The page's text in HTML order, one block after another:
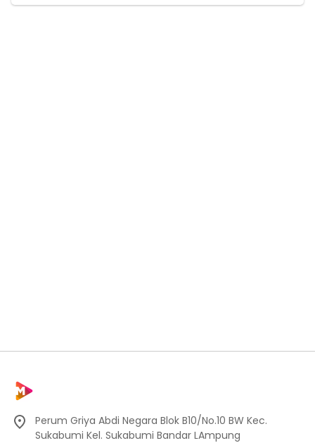
Perum Griya Abdi Negara Blok B10/No.10 BW Kec.
Sukabumi Kel. Sukabumi Bandar LAmpung